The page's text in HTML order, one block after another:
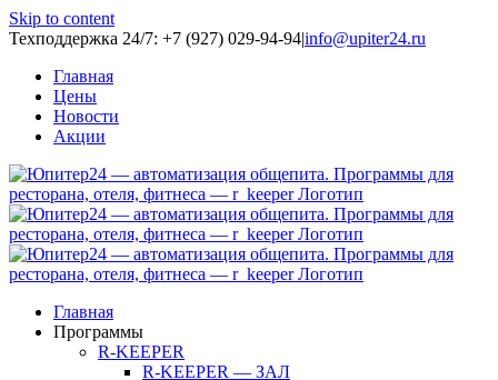
Skip to content
Техподдержка 24/7: +7 (927) 029-94-94|info@upiter24.ru
Главная
Цены
Новости
Акции
Главная
Программы
R-KEEPER
R-KEEPER — ЗАЛ